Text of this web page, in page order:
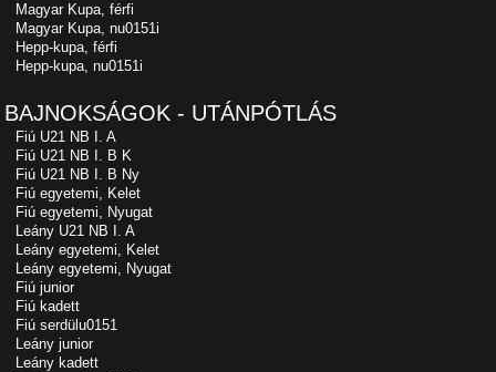
Magyar Kupa, férfi
Magyar Kupa, nu0151i
Hepp-kupa, férfi
Hepp-kupa, nu0151i
BAJNOKSÁGOK - UTÁNPÓTLÁS
Fiú U21 NB I. A
Fiú U21 NB I. B K
Fiú U21 NB I. B Ny
Fiú egyetemi, Kelet
Fiú egyetemi, Nyugat
Leány U21 NB I. A
Leány egyetemi, Kelet
Leány egyetemi, Nyugat
Fiú junior
Fiú kadett
Fiú serdülu0151
Leány junior
Leány kadett